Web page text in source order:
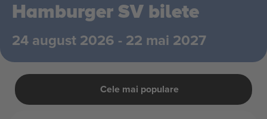
Hamburger SV bilete
24 august 2026 - 22 mai 2027
Cele mai populare